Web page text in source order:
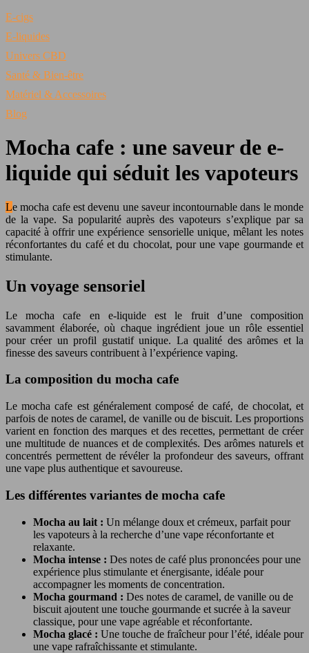
E-cigs
E-liquides
Univers CBD
Santé & Bien-être
Matériel & Accessoires
Blog
Mocha cafe : une saveur de e-
liquide qui séduit les vapoteurs
Le mocha cafe est devenu une saveur incontournable dans le monde
de la vape. Sa popularité auprès des vapoteurs s’explique par sa
capacité à offrir une expérience sensorielle unique, mêlant les notes
réconfortantes du café et du chocolat, pour une vape gourmande et
stimulante.
Un voyage sensoriel
Le mocha cafe en e-liquide est le fruit d’une composition
savamment élaborée, où chaque ingrédient joue un rôle essentiel
pour créer un profil gustatif unique. La qualité des arômes et la
finesse des saveurs contribuent à l’expérience vaping.
La composition du mocha cafe
Le mocha cafe est généralement composé de café, de chocolat, et
parfois de notes de caramel, de vanille ou de biscuit. Les proportions
varient en fonction des marques et des recettes, permettant de créer
une multitude de nuances et de complexités. Des arômes naturels et
concentrés permettent de révéler la profondeur des saveurs, offrant
une vape plus authentique et savoureuse.
Les différentes variantes de mocha cafe
Mocha au lait : Un mélange doux et crémeux, parfait pour
les vapoteurs à la recherche d’une vape réconfortante et
relaxante.
Mocha intense : Des notes de café plus prononcées pour une
expérience plus stimulante et énergisante, idéale pour
accompagner les moments de concentration.
Mocha gourmand : Des notes de caramel, de vanille ou de
biscuit ajoutent une touche gourmande et sucrée à la saveur
classique, pour une vape agréable et réconfortante.
Mocha glacé : Une touche de fraîcheur pour l’été, idéale pour
une vape rafraîchissante et stimulante.